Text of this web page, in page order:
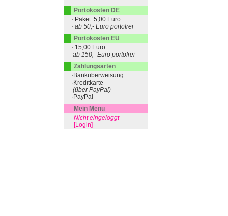
Portokosten DE
· Paket: 5,00 Euro
· ab 50,- Euro portofrei
Portokosten EU
· 15,00 Euro
ab 150,- Euro portofrei
Zahlungsarten
·Banküberweisung
·Kreditkarte
(über PayPal)
·PayPal
Mein Menu
Nicht eingeloggt
[Login]